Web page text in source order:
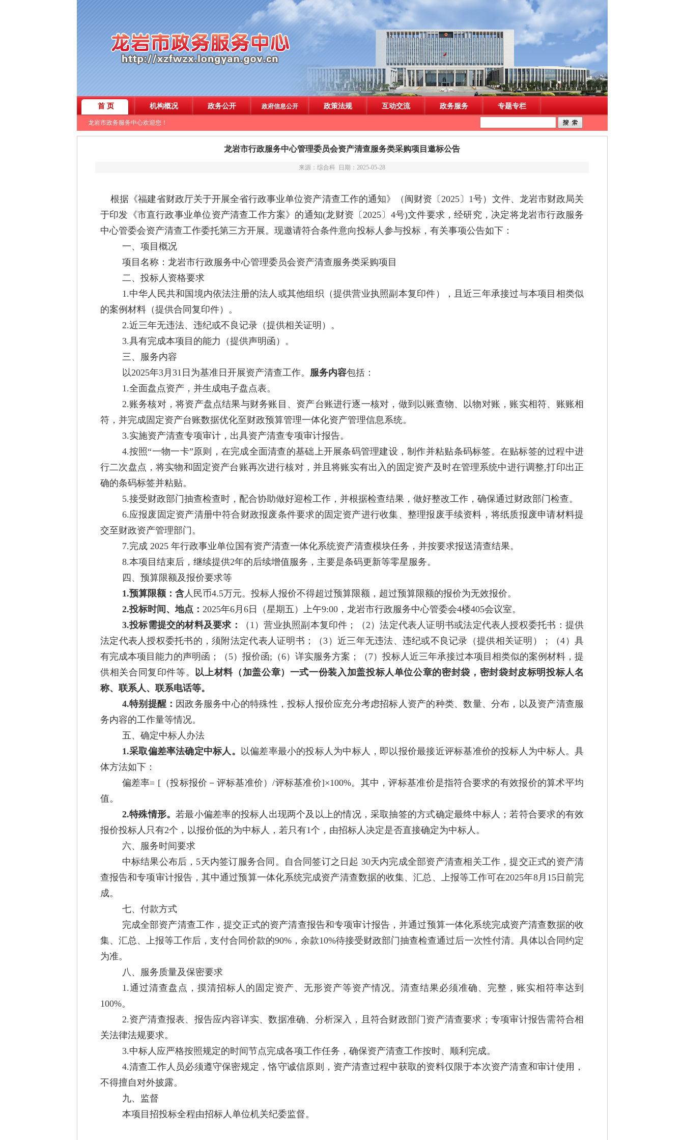
龙岩市行政服务中心管理委员会资产清查服务类采购项目邀标公告
来源：综合科 日期：2025-05-28
根据 《福建省财政厅关于开展全省行政事业单位资产清查工作的通知》（闽财资〔2025〕1号）文件、龙岩市财政局关
于印发《市直行政事业单位资产清查工作方案》的通知(龙财资〔2025〕4号)文件要求，经研究，决定将龙岩市行政服务
中心管委会资产清查工作委托第三方开展。现邀请符合条件意向投标人参与投标，有关事项公告如下：
一、项目概况
项目名称：龙岩市行政服务中心管理委员会资产清查服务类采购项目
二、投标人资格要求
1.中华人民共和国境内依法注册的法人或其他组织（提供营业执照副本复印件），且近三年承接过与本项目相类似
的案例材料（提供合同复印件）。
2.近三年无违法、违纪或不良记录（提供相关证明）。
3.具有完成本项目的能力（提供声明函）。
三、服务内容
以2025年3月31日为基准日开展资产清查工作。 服务内容包括：
1.全面盘点资产，并生成电子盘点表。
2.账务核对，将资产盘点结果与财务账目、资产台账进行逐一核对，做到以账查物、以物对账，账实相符、账账相
符，并完成固定资产台账数据优化至财政预算管理一体化资产管理信息系统。
3.实施资产清查专项审计，出具资产清查专项审计报告。
4.按照“一物一卡”原则，在完成全面清查的基础上开展条码管理建设，制作并粘贴条码标签。在贴标签的过程中进
行二次盘点，将实物和固定资产台账再次进行核对，并且将账实有出入的固定资产及时在管理系统中进行调整,打印出正
确的条码标签并粘贴。
5.接受财政部门抽查检查时，配合协助做好迎检工作，并根据检查结果，做好整改工作，确保通过财政部门检查。
6.应报废固定资产清册中符合财政报废条件要求的固定资产进行收集、整理报废手续资料，将纸质报废申请材料提
交至财政资产管理部门。
7.完成 2025 年行政事业单位国有资产清查一体化系统资产清查模块任务，并按要求报送清查结果。
8.本项目结束后，继续提供2年的后续增值服务，主要是条码更新等零星服务。
四、预算限额及报价要求等
1.预算限额：含人民币4.5万元。投标人报价不得超过预算限额，超过预算限额的报价为无效报价。
2.投标时间、地点： 2025年6月6日（星期五）上午9:00，龙岩市行政服务中心管委会4楼405会议室。
3.投标需提交的材料及要求：
（1）营业执照副本复印件；（2）法定代表人证明书或法定代表人授权委托书：提供
法定代表人授权委托书的，须附法定代表人证明书；（3）近三年无违法、违纪或不良记录（提供相关证明）；（4）具
有完成本项目能力的声明函；（5）报价函;（6）详实服务方案；（7）投标人近三年承接过本项目相类似的案例材料，提
供相关合同复印件等。 以上材料（加盖公章）一式一份装入加盖投标人单位公章的密封袋，密封袋封皮标明投标人名
称、联系人、联系电话等。
4.特别提醒： 因政务服务中心的特殊性，投标人报价应充分考虑招标人资产的种类、数量、分布，以及资产清查服
务内容的工作量等情况。
五、确定中标人办法
1.采取偏差率法确定中标人。
以偏差率最小的投标人为中标人，即以报价最接近评标基准价的投标人为中标人。具
体方法如下：
偏差率= [（投标报价－评标基准价）/评标基准价]×100%。其中，评标基准价是指符合要求的有效报价的算术平均
值。
2.特殊情形。若最小偏差率的投标人出现两个及以上的情况，采取抽签的方式确定最终中标人；若符合要求的有效
报价投标人只有2个，以报价低的为中标人，若只有1个，由招标人决定是否直接确定为中标人。
六、服务时间要求
中标结果公布后，5天内签订服务合同。自合同签订之日起 30天内完成全部资产清查相关工作，提交正式的资产清
查报告和专项审计报告，其中通过预算一体化系统完成资产清查数据的收集、汇总、上报等工作可在2025年8月15日前完
成。
七、付款方式
完成全部资产清查工作，提交正式的资产清查报告和专项审计报告，并通过预算一体化系统完成资产清查数据的收
集、汇总、上报等工作后，支付合同价款的90%，余款10%待接受财政部门抽查检查通过后一次性付清。具体以合同约定
为准。
八、服务质量及保密要求
1.通过清查盘点，摸清招标人的固定资产、无形资产等资产情况。清查结果必须准确、完整，账实相符率达到
100%。
2.资产清查报表、报告应内容详实、数据准确、分析深入，且符合财政部门资产清查要求；专项审计报告需符合相
关法律法规要求。
3.中标人应严格按照规定的时间节点完成各项工作任务，确保资产清查工作按时、顺利完成。
4.清查工作人员必须遵守保密规定，恪守诚信原则，资产清查过程中获取的资料仅限于本次资产清查和审计使用，
不得擅自对外披露。
九、监督
本项目招投标全程由招标人单位机关纪委监督。